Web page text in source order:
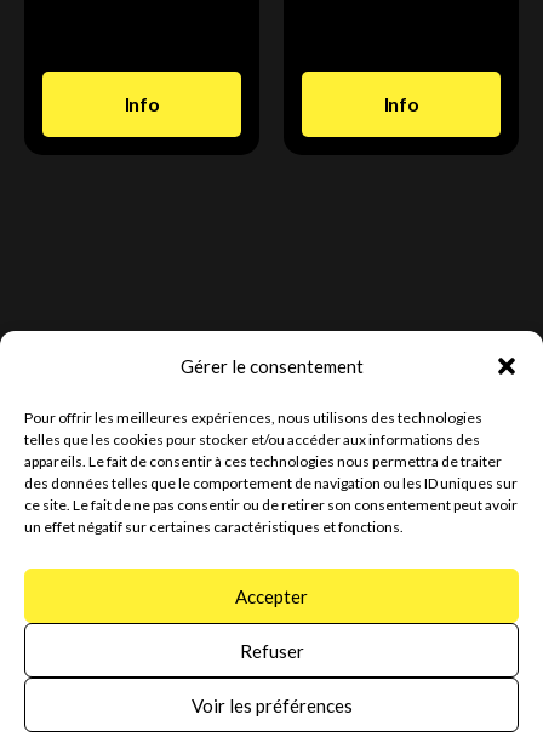
Gérer le consentement
Pour offrir les meilleures expériences, nous utilisons des technologies
telles que les cookies pour stocker et/ou accéder aux informations des
appareils. Le fait de consentir à ces technologies nous permettra de traiter
des données telles que le comportement de navigation ou les ID uniques sur
ce site. Le fait de ne pas consentir ou de retirer son consentement peut avoir
un effet négatif sur certaines caractéristiques et fonctions.
Accepter
Refuser
Voir les préférences
Info Info
Texa info